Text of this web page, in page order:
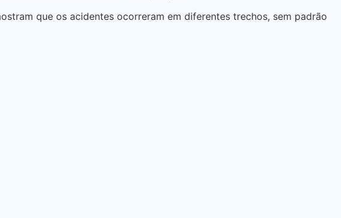
que os acidentes ocorreram em diferentes trechos, sem padrão